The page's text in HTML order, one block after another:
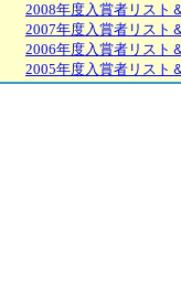
2008年度入賞者リスト
2007年度入賞者リスト
2006年度入賞者リスト
2005年度入賞者リスト